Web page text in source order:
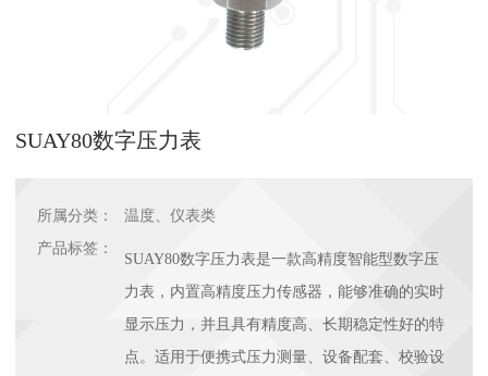
SUAY80数字压力表
所属分类：
温度、仪表类
产品标签：
SUAY80数字压力表是一款高精度智能型数字压
力表，内置高精度压力传感器，能够准确的实时
显示压力，并且具有精度高、长期稳定性好的特
点。适用于便携式压力测量、设备配套、校验设